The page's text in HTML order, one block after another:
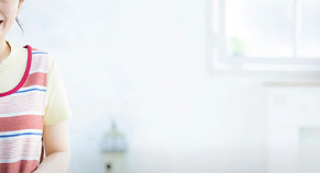
休憩60分）
120日
ブランク可
る